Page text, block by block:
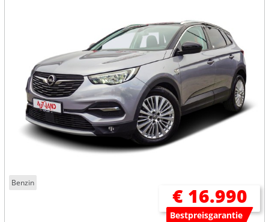
Benzin
€ 16.990
Bestpreisgarantie